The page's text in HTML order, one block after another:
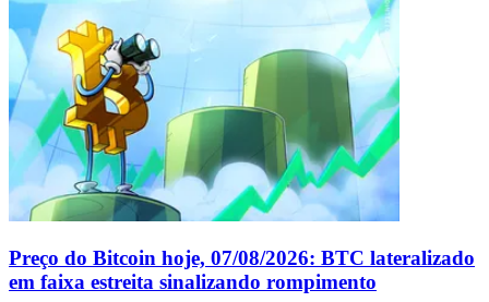
Preço do Bitcoin hoje, 07/08/2026: BTC lateralizado
em faixa estreita sinalizando rompimento